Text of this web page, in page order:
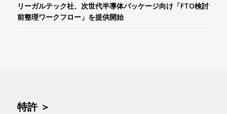
リーガルテック社、次世代半導体パッケージ向け「FTO検討
前整理ワークフロー」を提供開始
特許 ＞